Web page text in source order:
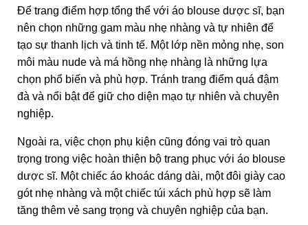
Để trang điểm hợp tổng thể với áo blouse dược sĩ, bạn
nên chọn những gam màu nhẹ nhàng và tự nhiên để
tạo sự thanh lịch và tinh tế. Một lớp nền mỏng nhẹ, son
môi màu nude và má hồng nhẹ nhàng là những lựa
chọn phổ biến và phù hợp. Tránh trang điểm quá đậm
đà và nổi bật để giữ cho diện mạo tự nhiên và chuyên
nghiệp.
Ngoài ra, việc chọn phụ kiện cũng đóng vai trò quan
trọng trong việc hoàn thiện bộ trang phục với áo blouse
dược sĩ. Một chiếc áo khoác dáng dài, một đôi giày cao
gót nhẹ nhàng và một chiếc túi xách phù hợp sẽ làm
tăng thêm vẻ sang trọng và chuyên nghiệp của bạn.